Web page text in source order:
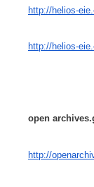
http://helios-
http://helios-
open
http://